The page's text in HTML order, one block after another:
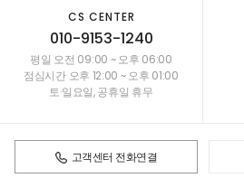
CS CENTER
010-9153-1240
평일 오전 09:00 ~ 오후 06:00
점심시간 오후 12:00 ~ 오후 01:00
토·일요일, 공휴일 휴무
고객센터 전화연결